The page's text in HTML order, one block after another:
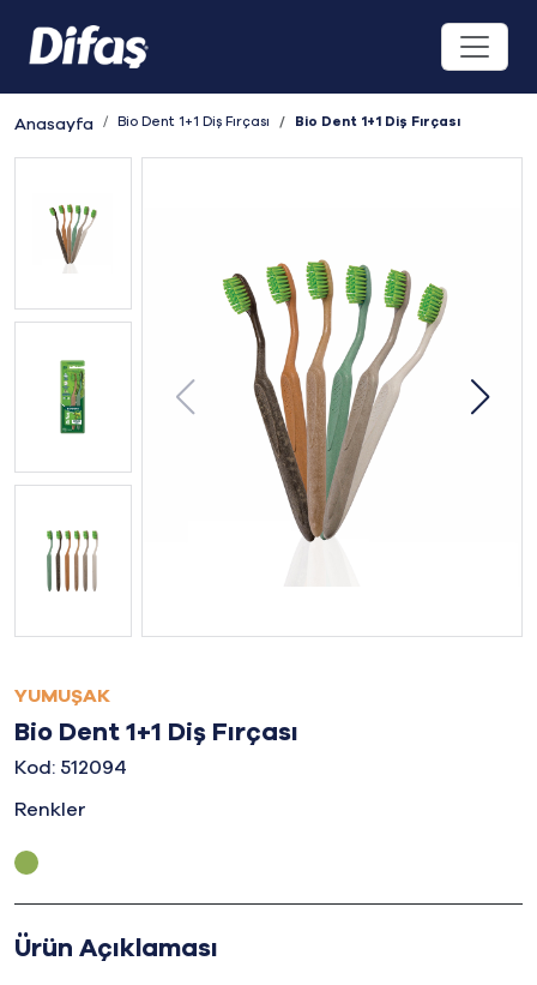
Anasayfa Bio Dent 1+1 Diş Fırçası Bio Dent 1+1 Diş Fırçası
YUMUŞAK
Bio Dent 1+1 Diş Fırçası
Kod: 512094
Renkler
Ürün Açıklaması